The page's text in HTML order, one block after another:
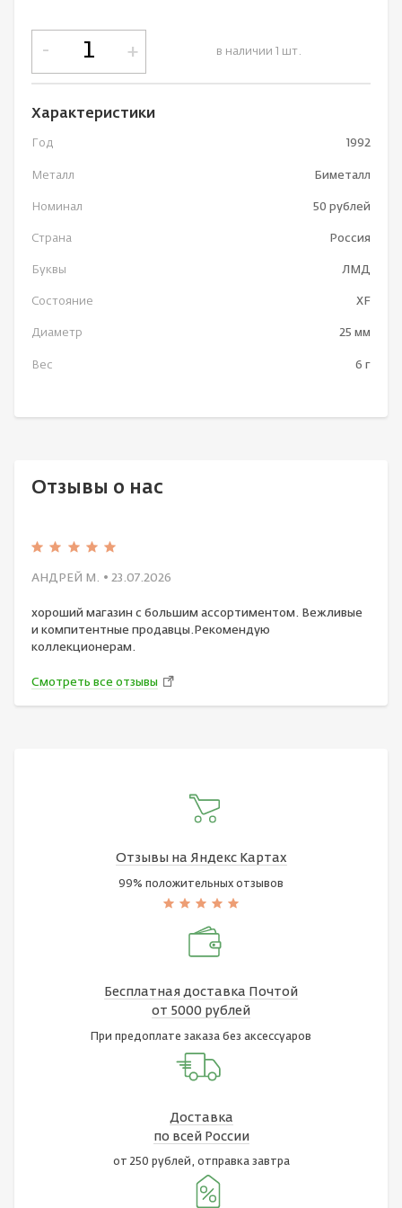
в наличии 1 шт.
- +
Характеристики
Год 1992
Металл Биметалл
Номинал 50 рублей
Страна Россия
Буквы ЛМД
Состояние XF
Диаметр 25 мм
Вес 6 г
Отзывы о нас
АНДРЕЙ М. • 23.07.2026
хороший магазин с большим ассортиментом. Вежливые
и компитентные продавцы.Рекомендую
коллекционерам.
Смотреть все отзывы
Отзывы на Яндекс Картах
99% положительных отзывов
Бесплатная доставка Почтой
от 5000 рублей
При предоплате заказа без аксессуаров
Доставка
по всей России
от 250 рублей, отправка завтра